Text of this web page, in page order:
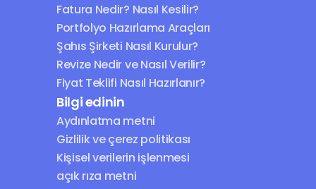
Fatura Nedir? Nasıl Kesilir?
Portfolyo Hazırlama Araçları
Şahıs Şirketi Nasıl Kurulur?
Revize Nedir ve Nasıl Verilir?
Fiyat Teklifi Nasıl Hazırlanır?
Bilgi edinin
Aydınlatma metni
Gizlilik ve çerez politikası
Kişisel verilerin işlenmesi
açık rıza metni